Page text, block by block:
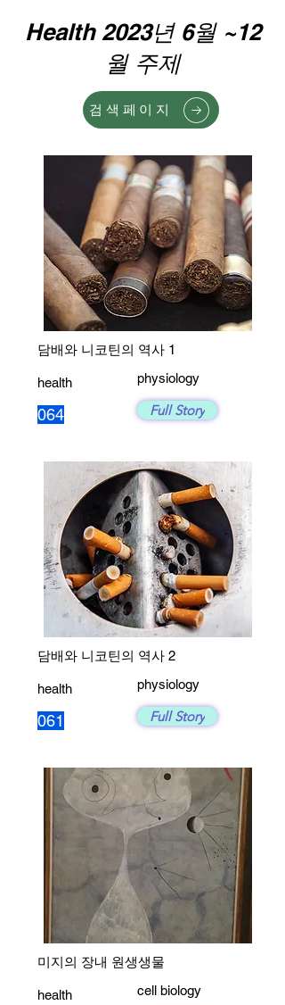
Health 2023년 6월 ~12
월 주제
검색페이지
담배와 니코틴의 역사 1
health
064
physiology
Full Story
담배와 니코틴의 역사 2
health
061
physiology
Full Story
미지의 장내 원생생물
health cell biology